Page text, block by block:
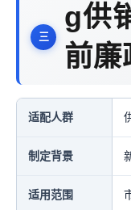
g供
前廉
适配人群
制定背景
适用范围